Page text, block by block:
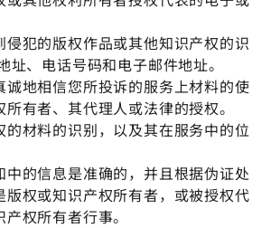
侵犯的版权作品或其他知识产权的识
、电话号码和电子邮件地址。
诚地相信您所投诉的服务上材料的使
有者、其代理人或法律的授权。
的材料的识别，以及其在服务中的位
中的信息是准确的，并且根据伪证处
版权或知识产权所有者，或被授权代
权所有者行事。